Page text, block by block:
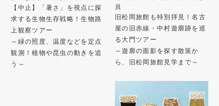
【中止】「暑さ」を視点に探
求する生物生存戦略！生物路
上観察ツアー
～緑の照度、温度などを定点
観測！植物や昆虫の動きを追
う～
員
旧松岡旅館も特別拝見！名古
屋の旧赤線・中村遊廓跡を巡
る大門ツアー
～遊廓の面影を探す散策か
ら、旧松岡旅館見学まで～